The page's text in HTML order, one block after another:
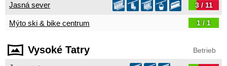
Jasná sever 3 / 11
Mýto ski & bike centrum 1 / 1
Vysoké Tatry Betrieb